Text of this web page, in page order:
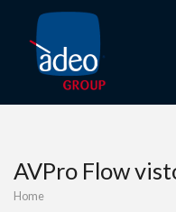
AVPro Flow
Home